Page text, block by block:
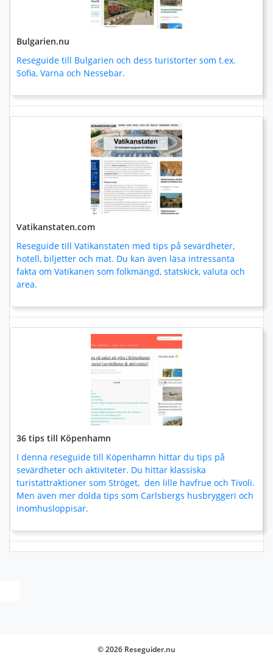
Bulgarien.nu
Reseguide till Bulgarien och dess turistorter som t.ex.
Sofia, Varna och Nessebar.
Vatikanstaten.com
Reseguide till Vatikanstaten med tips på sevärdheter,
hotell, biljetter och mat. Du kan även läsa intressanta
fakta om Vatikanen som folkmängd, statskick, valuta och
area.
36 tips till Köpenhamn
I denna reseguide till Köpenhamn hittar du tips på
sevärdheter och aktiviteter. Du hittar klassiska
turistattraktioner som Ströget, den lille havfrue och Tivoli.
Men även mer dolda tips som Carlsbergs husbryggeri och
inomhusloppisar.
© 2026 Reseguider.nu